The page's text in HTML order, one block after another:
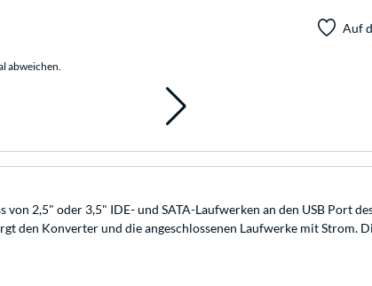
abweichen.
Auf
2,5" oder 3,5" IDE- und SATA-Laufwerken an den USB Port
den Konverter und die angeschlossenen Laufwerke mit Strom.